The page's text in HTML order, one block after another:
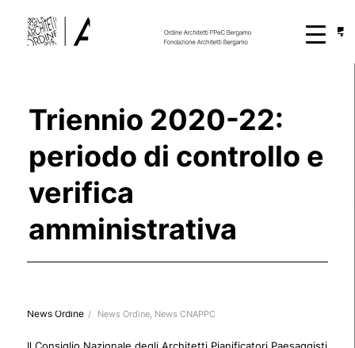
Triennio 2020-22:
periodo di controllo e
verifica
amministrativa
News Ordine / News Ordine, News CNAPPC